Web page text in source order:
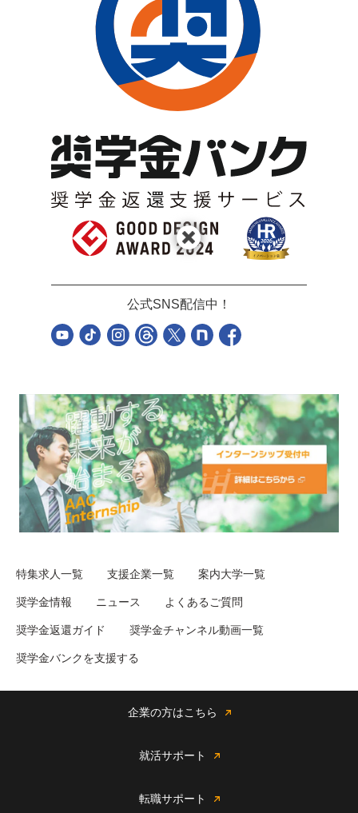
公式SNS配信中！
特集求人一覧 支援企業一覧 案内大学一覧
奨学金情報 ニュース よくあるご質問
奨学金返還ガイド 奨学金チャンネル動画一覧
奨学金バンクを支援する
企業の方はこちら
就活サポート
転職サポート